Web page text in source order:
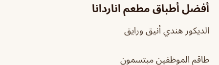
أفضل أطباق مطعم اناردانا
الديكور هندي أنيق ورايق
طاقم الموظفين مبتسمون